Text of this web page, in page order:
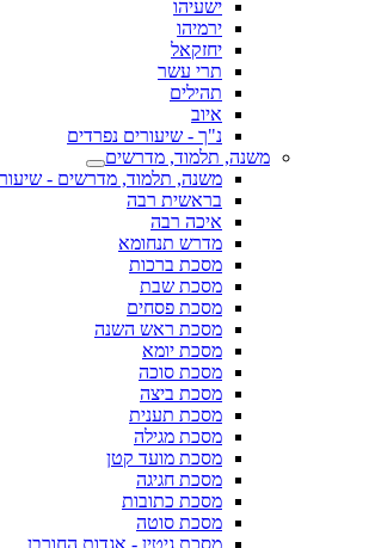
ישעיהו
ירמיהו
יחזקאל
תרי עשר
תהילים
איוב
נ"ך - שיעורים נפרדים
משנה, תלמוד, מדרשים
משנה, תלמוד, מדרשים -
בראשית רבה
איכה רבה
מדרש תנחומא
מסכת ברכות
מסכת שבת
מסכת פסחים
מסכת ראש השנה
מסכת יומא
מסכת סוכה
מסכת ביצה
מסכת תענית
מסכת מגילה
מסכת מועד קטן
מסכת חגיגה
מסכת כתובות
מסכת סוטה
מסכת גיטין - אגדות החורבן